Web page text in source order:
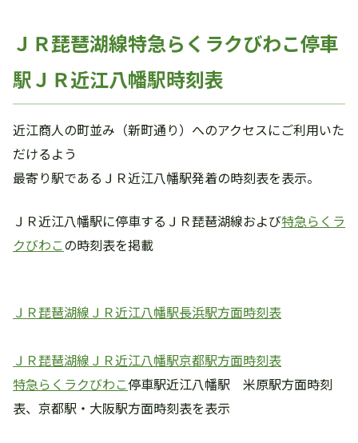
ＪＲ琵琶湖線特急らくラクびわこ停車
駅ＪＲ近江八幡駅時刻表
近江商人の町並み（新町通り）へのアクセスにご利用いた
だけるよう
最寄り駅であるＪＲ近江八幡駅発着の時刻表を表示。
ＪＲ近江八幡駅に停車するＪＲ琵琶湖線および特急らくラ
クびわこの時刻表を掲載
ＪＲ琵琶湖線ＪＲ近江八幡駅長浜駅方面時刻表
ＪＲ琵琶湖線ＪＲ近江八幡駅京都駅方面時刻表
特急らくラクびわこ停車駅近江八幡駅 米原駅方面時刻
表、京都駅・大阪駅方面時刻表を表示